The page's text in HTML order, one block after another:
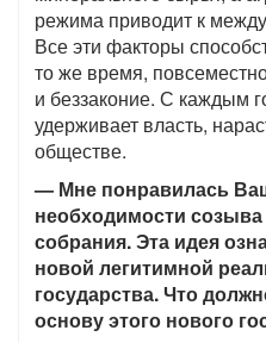
режима приводит к
Все эти факторы
то же время,
и беззаконие. С каждым
удерживает власть,
обществе.
— Мне понравилась
необходимости
собрания. Эта идея
новой легитимной
государства. Что
основу этого нового